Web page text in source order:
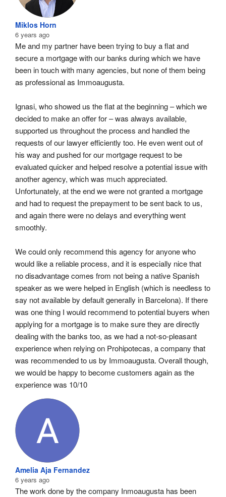
Miklos Horn
6 years ago
Me and my partner have been trying to buy a flat and
secure a mortgage with our banks during which we have
been in touch with many agencies, but none of them being
as professional as Immoaugusta.
Ignasi, who showed us the flat at the beginning – which we
decided to make an offer for – was always available,
supported us throughout the process and handled the
requests of our lawyer efficiently too. He even went out of
his way and pushed for our mortgage request to be
evaluated quicker and helped resolve a potential issue with
another agency, which was much appreciated.
Unfortunately, at the end we were not granted a mortgage
and had to request the prepayment to be sent back to us,
and again there were no delays and everything went
smoothly.
We could only recommend this agency for anyone who
would like a reliable process, and it is especially nice that
no disadvantage comes from not being a native Spanish
speaker as we were helped in English (which is needless to
say not available by default generally in Barcelona). If there
was one thing I would recommend to potential buyers when
applying for a mortgage is to make sure they are directly
dealing with the banks too, as we had a not-so-pleasant
experience when relying on Prohipotecas, a company that
was recommended to us by Immoaugusta. Overall though,
we would be happy to become customers again as the
experience was 10/10
Amelia Aja Fernandez
6 years ago
The work done by the company Inmoaugusta has been